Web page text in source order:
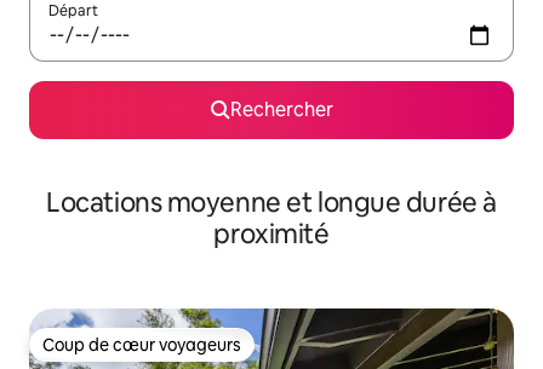
Départ
Rechercher
Locations moyenne et longue durée à
proximité
Coup de cœur voyageurs
Coup de cœur voyageurs